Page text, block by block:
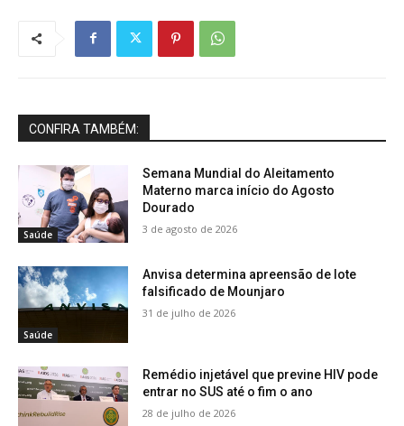
CONFIRA TAMBÉM:
Saúde
Semana Mundial do Aleitamento
Materno marca início do Agosto
Dourado
3 de agosto de 2026
Saúde
Anvisa determina apreensão de lote
falsificado de Mounjaro
31 de julho de 2026
Remédio injetável que previne HIV pode
entrar no SUS até o fim o ano
28 de julho de 2026